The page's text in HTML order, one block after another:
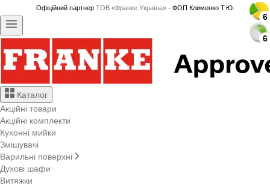
Офіційний партнер ТОВ «Франке Україна»- ФОП Клименко Т.Ю.
Каталог
Акційні товари
Акційні комплекти
Кухонні мийки
Змішувачі
Варильні поверхні
Духові шафи
Витяжки
6
6
6
6
6
6
6
6
6
6
6
6
6
6
6
6
6
6
6
6
6
6
6
6
6
6
6
6